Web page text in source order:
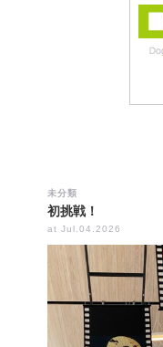
未分類
初挑戦！
at Jul.04.2026